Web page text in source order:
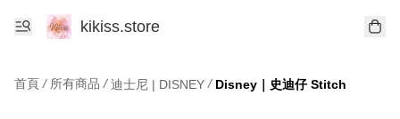
kikiss.store
首頁 / 所有商品 / 迪士尼 | DISNEY / Disney｜史迪仔 Stitch